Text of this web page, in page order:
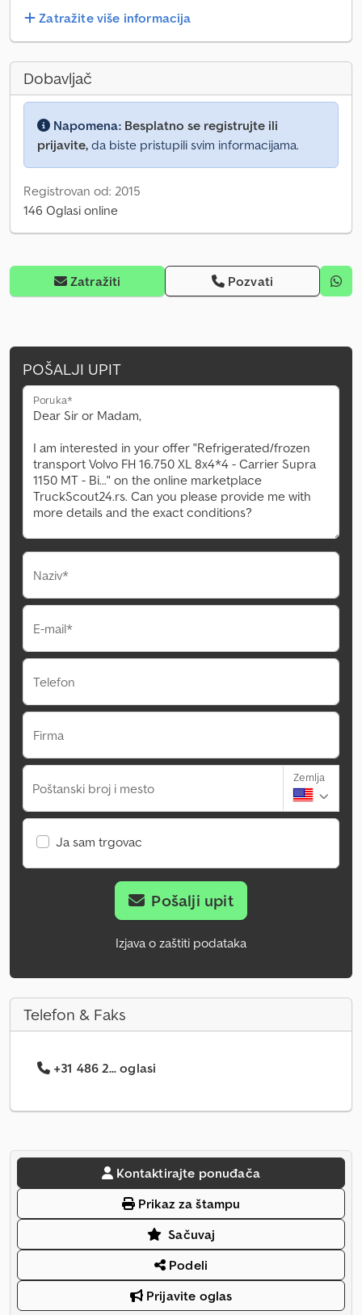
Zatražite više informacija
Dobavljač
Napomena: Besplatno se registrujte ili
prijavite, da biste pristupili svim informacijama.
Registrovan od: 2015
146 Oglasi online
Zatražiti Pozvati
POŠALJI UPIT
Poruka*
Naziv*
E-mail*
Telefon
Firma
Poštanski broj i mesto
Zemlja
Ja sam trgovac
Pošalji upit
Izjava o zaštiti podataka
Telefon & Faks
+31 486 2... oglasi
Kontaktirajte ponuđača
Prikaz za štampu
Sačuvaj
Podeli
Prijavite oglas